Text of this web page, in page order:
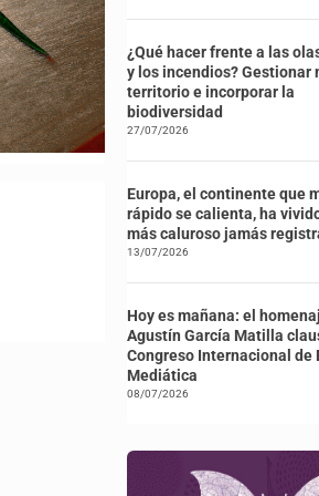
¿Qué hacer frente a las
y los incendios? Gestionar
territorio e incorporar la
biodiversidad
27/07/2026
Europa, el continente que
rápido se calienta, ha
más caluroso jamás
13/07/2026
Hoy es mañana: el
Agustín García Matilla
Congreso Internacional de
Mediática
08/07/2026